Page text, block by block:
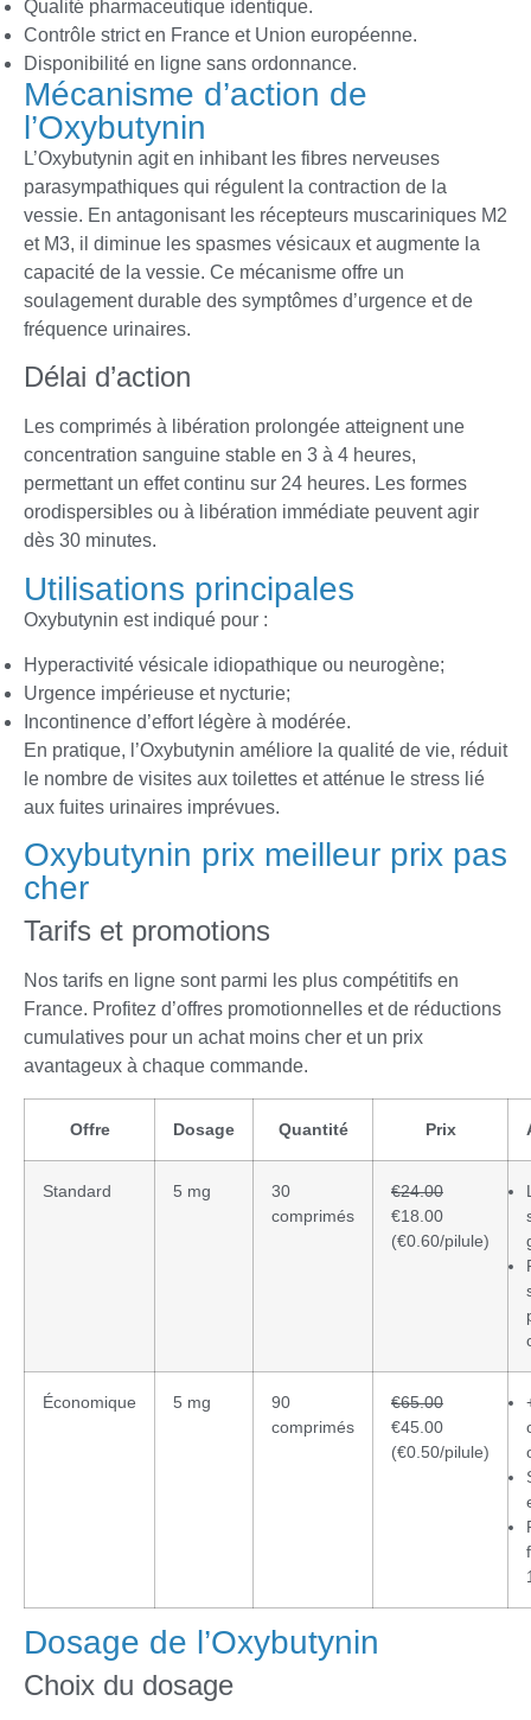
Qualité pharmaceutique identique.
Contrôle strict en France et Union européenne.
Disponibilité en ligne sans ordonnance.
Mécanisme d’action de
l’Oxybutynin
L’Oxybutynin agit en inhibant les fibres nerveuses
parasympathiques qui régulent la contraction de la
vessie. En antagonisant les récepteurs muscariniques M2
et M3, il diminue les spasmes vésicaux et augmente la
capacité de la vessie. Ce mécanisme offre un
soulagement durable des symptômes d’urgence et de
fréquence urinaires.
Délai d’action
Les comprimés à libération prolongée atteignent une
concentration sanguine stable en 3 à 4 heures,
permettant un effet continu sur 24 heures. Les formes
orodispersibles ou à libération immédiate peuvent agir
dès 30 minutes.
Utilisations principales
Oxybutynin est indiqué pour :
Hyperactivité vésicale idiopathique ou neurogène;
Urgence impérieuse et nycturie;
Incontinence d’effort légère à modérée.
En pratique, l’Oxybutynin améliore la qualité de vie, réduit
le nombre de visites aux toilettes et atténue le stress lié
aux fuites urinaires imprévues.
Oxybutynin prix meilleur prix pas
cher
Tarifs et promotions
Nos tarifs en ligne sont parmi les plus compétitifs en
France. Profitez d’offres promotionnelles et de réductions
cumulatives pour un achat moins cher et un prix
avantageux à chaque commande.
Offre Dosage Quantité Prix
Standard 5 mg
30
comprimés
€24.00
€18.00
(€0.60/pilule)
Économique 5 mg
90
comprimés
€65.00
€45.00
(€0.50/pilule)
Dosage de l’Oxybutynin
Choix du dosage